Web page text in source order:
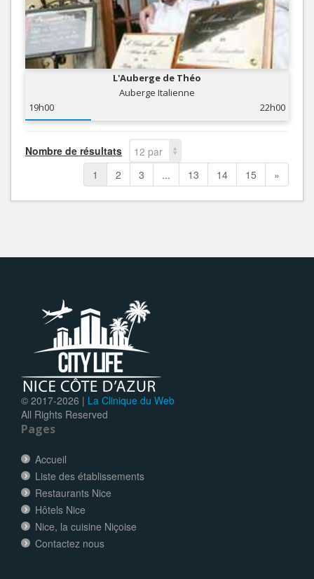
L'Auberge de Théo
Auberge Italienne
19h00
22h00
Nombre de résultats
12 par
page
1 2 3 ... 13 14 15 »
© 2017-2026 | La Clinique du Web
All Rights Reserved
Pages
Accueil
Liste des établissements
Restaurants Nice
Hôtels Nice
Nice, la cuisine Niçoise
Contactez nous